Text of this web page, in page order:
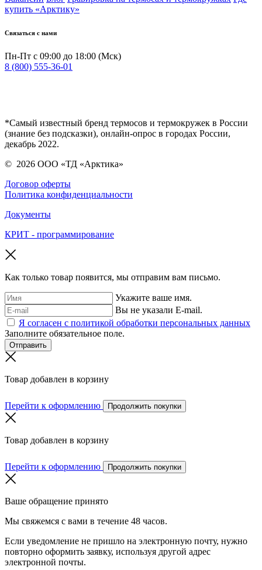
купить «Арктику»
Связаться с нами
Пн-Пт с 09:00 до 18:00 (Мск)
8 (800) 555-36-01
*Самый известный бренд термосов и термокружек в России
(знание без подсказки), онлайн-опрос в городах России,
декабрь 2022.
© 2026 ООО «ТД «Арктика»
Договор оферты
Политика конфиденциальности
Документы
КРИТ - программирование
Как только товар появится, мы отправим вам письмо.
Укажите ваше имя.
Вы не указали E-mail.
Я согласен с политикой обработки персональных данных
Заполните обязательное поле.
Отправить
Товар добавлен в корзину
Перейти к оформлению Продолжить покупки
Товар добавлен в корзину
Перейти к оформлению Продолжить покупки
Ваше обращение принято
Мы свяжемся с вами в течение 48 часов.
Если уведомление не пришло на электронную почту, нужно
повторно оформить заявку, используя другой адрес
электронной почты.